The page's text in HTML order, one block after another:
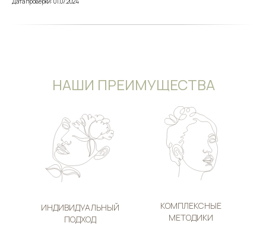
НАШИ ПРЕИМУЩЕСТВА
ИНДИВИДУАЛЬНЫЙ
ПОДХОД
КОМПЛЕКСНЫЕ
МЕТОДИКИ